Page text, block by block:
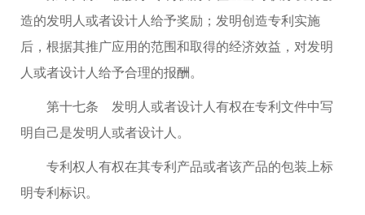
造的发明人或者设计人给予奖励；发明创造专利实施
后，根据其推广应用的范围和取得的经济效益，对发明
人或者设计人给予合理的报酬。
第十七条 发明人或者设计人有权在专利文件中写
明自己是发明人或者设计人。
专利权人有权在其专利产品或者该产品的包装上标
明专利标识。